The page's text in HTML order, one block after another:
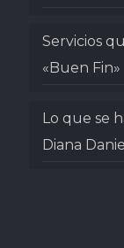
Servicios
«Buen Fin»
Lo que se
Diana